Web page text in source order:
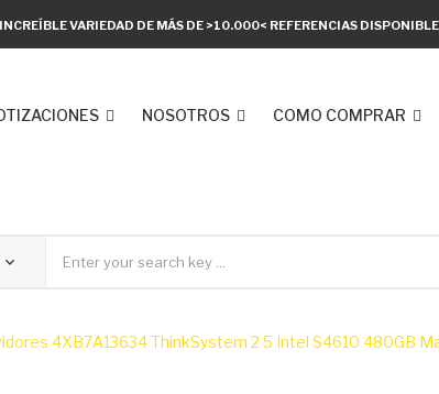
VARIEDAD DE MÁS DE >10.000< REFERENCIAS
NOSOTROS COMO COMPRAR
4XB7A13634 ThinkSystem 2 5 Intel S4610 480GB